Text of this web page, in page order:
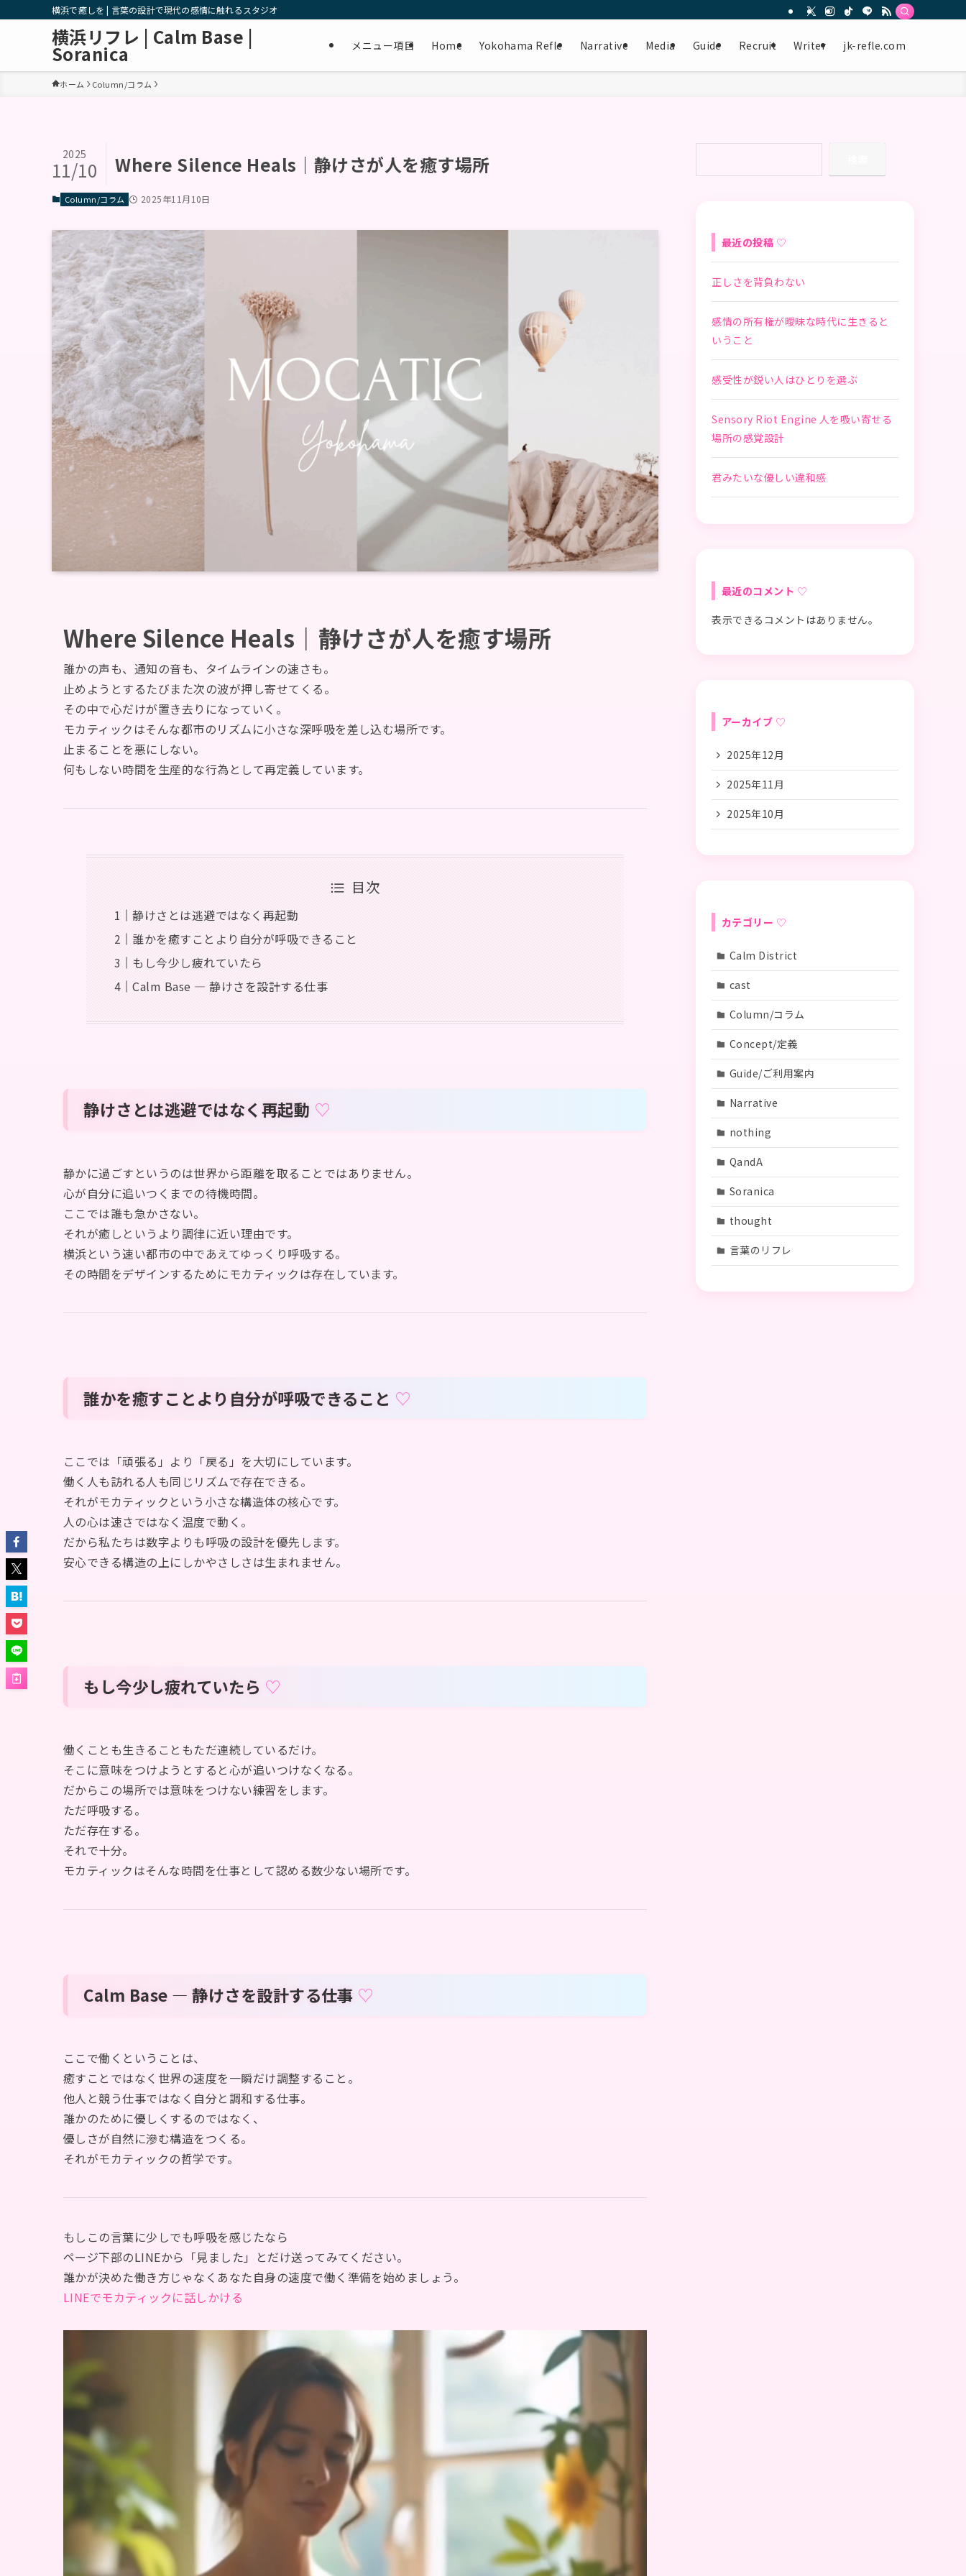
横浜で癒しを | 言葉の設計で現代の感情に触れるスタジオ
横浜リフレ | Calm Base |
Soranica メニュー項目 Home Yokohama Refle Narrative Media Guide Recruit Writer jk-refle.com
ホーム Column/コラム
Where Silence Heals｜静けさが人を癒す場所
2025
11/10
Column/コラム 2025年11月10日
Where Silence Heals｜静けさが人を癒す場所
誰かの声も、通知の音も、タイムラインの速さも。
止めようとするたびまた次の波が押し寄せてくる。
その中で心だけが置き去りになっていく。
モカティックはそんな都市のリズムに小さな深呼吸を差し込む場所です。
止まることを悪にしない。
何もしない時間を生産的な行為として再定義しています。
目次
静けさとは逃避ではなく再起動
誰かを癒すことより自分が呼吸できること
もし今少し疲れていたら
Calm Base — 静けさを設計する仕事
静けさとは逃避ではなく再起動
静かに過ごすというのは世界から距離を取ることではありません。
心が自分に追いつくまでの待機時間。
ここでは誰も急かさない。
それが癒しというより調律に近い理由です。
横浜という速い都市の中であえてゆっくり呼吸する。
その時間をデザインするためにモカティックは存在しています。
誰かを癒すことより自分が呼吸できること
ここでは「頑張る」より「戻る」を大切にしています。
働く人も訪れる人も同じリズムで存在できる。
それがモカティックという小さな構造体の核心です。
人の心は速さではなく温度で動く。
だから私たちは数字よりも呼吸の設計を優先します。
安心できる構造の上にしかやさしさは生まれません。
もし今少し疲れていたら
働くことも生きることもただ連続しているだけ。
そこに意味をつけようとすると心が追いつけなくなる。
だからこの場所では意味をつけない練習をします。
ただ呼吸する。
ただ存在する。
それで十分。
モカティックはそんな時間を仕事として認める数少ない場所です。
Calm Base — 静けさを設計する仕事
ここで働くということは、
癒すことではなく世界の速度を一瞬だけ調整すること。
他人と競う仕事ではなく自分と調和する仕事。
誰かのために優しくするのではなく、
優しさが自然に滲む構造をつくる。
それがモカティックの哲学です。
もしこの言葉に少しでも呼吸を感じたなら
ページ下部のLINEから「見ました」とだけ送ってみてください。
誰かが決めた働き方じゃなくあなた自身の速度で働く準備を始めましょう。
LINEでモカティックに話しかける
最近の投稿
正しさを背負わない
感情の所有権が曖昧な時代に生きると
いうこと
感受性が鋭い人はひとりを選ぶ
Sensory Riot Engine 人を吸い寄せる
場所の感覚設計
君みたいな優しい違和感
最近のコメント
表示できるコメントはありません。
アーカイブ
2025年12月
2025年11月
2025年10月
カテゴリー
Calm District
cast
Column/コラム
Concept/定義
Guide/ご利用案内
Narrative
nothing
QandA
Soranica
thought
言葉のリフレ